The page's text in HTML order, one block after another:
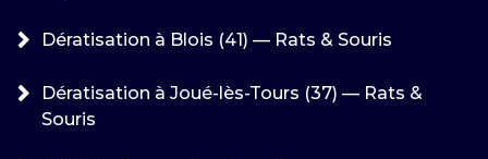
Dératisation à Blois (41) — Rats & Souris
Dératisation à Joué-lès-Tours (37) — Rats &
Souris